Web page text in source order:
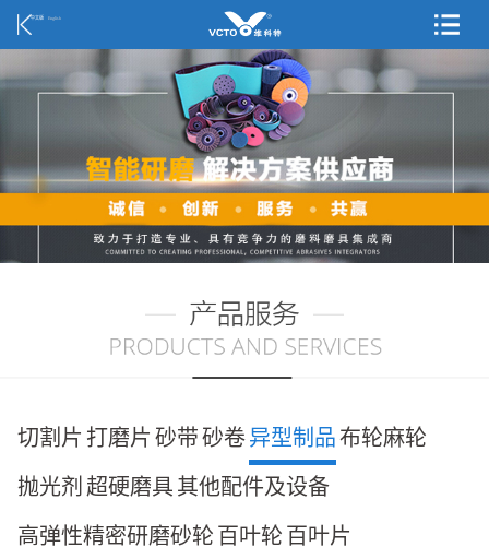
中文版 English
切割片 打磨片 砂带砂卷异型制品布轮麻轮
抛光剂 超硬磨具 其他配件及设备
高弹性精密研磨砂轮 百叶轮 百叶片